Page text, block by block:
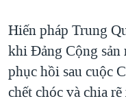
Hiến pháp Trung
khi Đảng Cộng sản
phục hồi sau cuộc
chết chóc và chia